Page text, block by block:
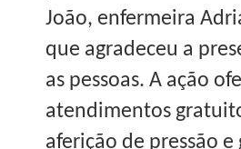
João, enfermeira
que agradeceu a
as pessoas. A ação
atendimentos
aferição de pressão e